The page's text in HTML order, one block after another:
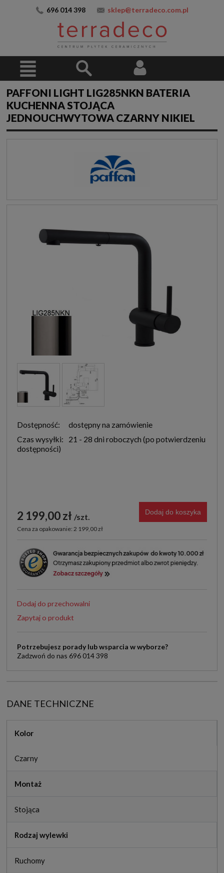
696 014 398 sklep@terradeco.com.pl
PAFFONI LIGHT LIG285NKN BATERIA
KUCHENNA STOJĄCA
JEDNOUCHWYTOWA CZARNY NIKIEL
Dostępność:
dostępny na zamówienie
Czas wysyłki:
21 - 28 dni roboczych
2 199,00 zł szt.
Cena za opakowanie: 2 199,00 zł
Dodaj do koszyka
Dodaj do przechowalni
Zapytaj o produkt
Potrzebujesz porady lub wsparcia w wyborze?
Zadzwoń do nas 696 014 398
DANE TECHNICZNE
Kolor
Czarny
Montaż
Stojąca
Rodzaj wylewki
Ruchomy